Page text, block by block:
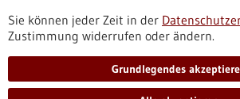
Informiert bleiben
Newsletter abonnieren
Sie können jeder Zeit in der
Zustimmung widerrufen oder ändern.
Grundlegendes